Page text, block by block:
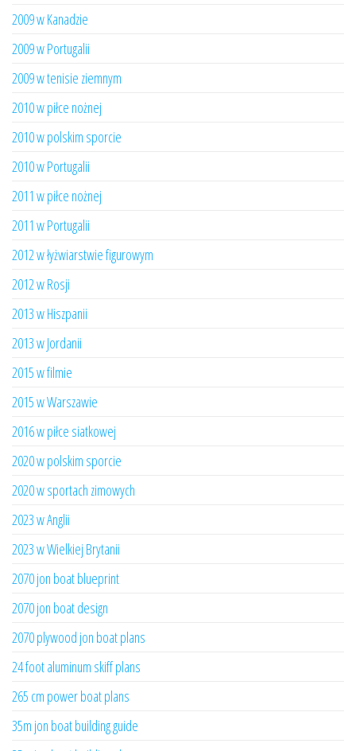
2009 w Kanadzie
2009 w Portugalii
2009 w tenisie ziemnym
2010 w piłce nożnej
2010 w polskim sporcie
2010 w Portugalii
2011 w piłce nożnej
2011 w Portugalii
2012 w łyżwiarstwie figurowym
2012 w Rosji
2013 w Hiszpanii
2013 w Jordanii
2015 w filmie
2015 w Warszawie
2016 w piłce siatkowej
2020 w polskim sporcie
2020 w sportach zimowych
2023 w Anglii
2023 w Wielkiej Brytanii
2070 jon boat blueprint
2070 jon boat design
2070 plywood jon boat plans
24 foot aluminum skiff plans
265 cm power boat plans
35m jon boat building guide